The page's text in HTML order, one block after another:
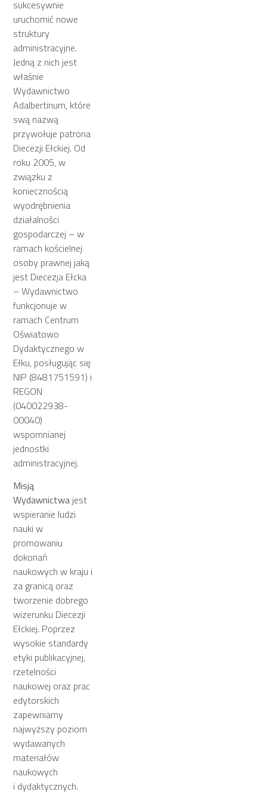
sukcesywnie
uruchomić nowe
struktury
administracyjne.
Jedną z nich jest
właśnie
Wydawnictwo
Adalbertinum, które
swą nazwą
przywołuje patrona
Diecezji Ełckiej. Od
roku 2005, w
związku z
koniecznością
wyodrębnienia
działalności
gospodarczej – w
ramach kościelnej
osoby prawnej jaką
jest Diecezja Ełcka
– Wydawnictwo
funkcjonuje w
ramach Centrum
Oświatowo
Dydaktycznego w
Ełku, posługując się
NIP (8481751591) i
REGON
(040022938-
00040)
wspomnianej
jednostki
administracyjnej.
Misją
Wydawnictwa jest
wspieranie ludzi
nauki w
promowaniu
dokonań
naukowych w kraju i
za granicą oraz
tworzenie dobrego
wizerunku Diecezji
Ełckiej. Poprzez
wysokie standardy
etyki publikacyjnej,
rzetelności
naukowej oraz prac
edytorskich
zapewniamy
najwyższy poziom
wydawanych
materiałów
naukowych
i dydaktycznych.